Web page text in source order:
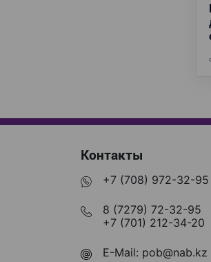
Контакты
+7 (708) 972-32-95
8 (7279) 72-32-95
+7 (701) 212-34-20
E-Mail: pob@nab.kz